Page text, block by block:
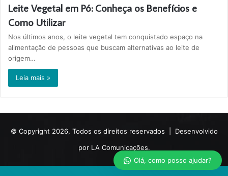
Leite Vegetal em Pó: Conheça os Benefícios e
Como Utilizar
Nos últimos anos, o leite vegetal tem conquistado espaço na
alimentação de pessoas que buscam alternativas ao leite de
origem…
Leia mais »
© Copyright 2026, Todos os direitos reservados | Desenvolvido
por LA Comunicações.
Olá, como posso ajudar?